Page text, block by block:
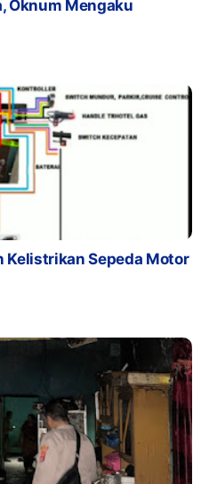
Oknum Mengaku
Kelistrikan Sepeda Motor